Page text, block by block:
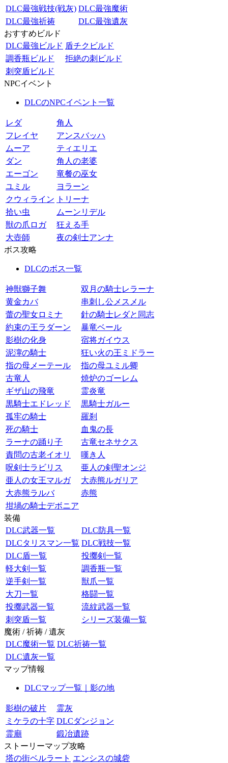
DLC最強戦技(戦灰) DLC最強魔術
DLC最強祈祷
DLC最強遺灰
おすすめビルド
DLC最強ビルド 盾チクビルド
調香瓶ビルド
拒絶の刺ビルド
刺突盾ビルド
NPCイベント
DLCのNPCイベント一覧
レダ
角人
フレイヤ
アンスバッハ
ムーア
ティエリエ
ダン
角人の老婆
エーゴン
竜餐の巫女
ユミル
ヨラーン
クウィライン
トリーナ
拾い虫
ムーンリデル
獣の爪ロガ
狂える手
大壺師
夜の剣士アンナ
ボス攻略
DLCのボス一覧
神獣獅子舞
双月の騎士レラーナ
黄金カバ
串刺し公メスメル
蕾の聖女ロミナ
針の騎士レダと同志
約束の王ラダーン
暴竜ベール
影樹の化身
宿将ガイウス
泥濘の騎士
狂い火の王ミドラー
指の母メーテール
指の母ユミル卿
古竜人
焼炉のゴーレム
ギザ山の飛竜
霊炎竜
黒騎士エドレッド
黒騎士ガルー
孤牢の騎士
羅刹
死の騎士
血鬼の長
ラーナの踊り子
古竜セネサクス
責問の古老イオリ
嘆き人
呪剣士ラビリス
亜人の剣聖オンジ
亜人の女王マルガ
大赤熊ルガリア
大赤熊ラルバ
赤熊
坩堝の騎士デボニア
装備
DLC武器一覧
DLC防具一覧
DLCタリスマン一覧 DLC戦技一覧
DLC盾一覧
投擲剣一覧
軽大剣一覧
調香瓶一覧
逆手剣一覧
獣爪一覧
大刀一覧
格闘一覧
投擲武器一覧
流紋武器一覧
刺突盾一覧
シリーズ装備一覧
魔術 / 祈祷 / 遺灰
DLC魔術一覧 DLC祈祷一覧
DLC遺灰一覧
マップ情報
DLCマップ一覧｜影の地
影樹の破片
霊灰
ミケラの十字 DLCダンジョン
霊廟
鍛冶遺跡
ストーリーマップ攻略
塔の街ベルラート エンシスの城砦